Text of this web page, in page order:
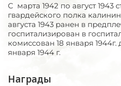
С марта 1942 по август 1943
гвардейского полка
августа 1943 ранен в
госпитализирован в
комиссован 18 января
января 1944 г.
Награды